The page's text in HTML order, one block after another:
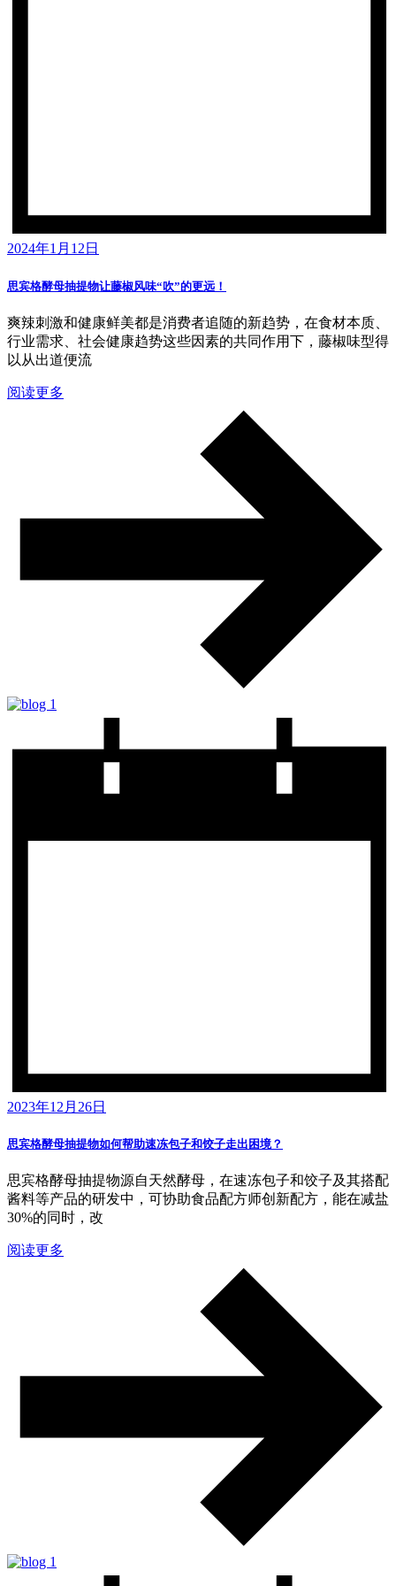
2024年1月12日
思宾格酵母抽提物让藤椒风味“吹”的更远！
爽辣刺激和健康鲜美都是消费者追随的新趋势，在食材本质、
行业需求、社会健康趋势这些因素的共同作用下，藤椒味型得
以从出道便流
阅读更多
2023年12月26日
思宾格酵母抽提物如何帮助速冻包子和饺子走出困境？
思宾格酵母抽提物源自天然酵母，在速冻包子和饺子及其搭配
酱料等产品的研发中，可协助食品配方师创新配方，能在减盐
30%的同时，改
阅读更多